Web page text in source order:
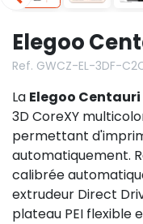
Elegoo
Ref. GWCZ-EL-3DF-
La Elegoo Centauri
3D CoreXY
permettant
automatiquement.
calibrée
extrudeur Direct
plateau PEI flexible